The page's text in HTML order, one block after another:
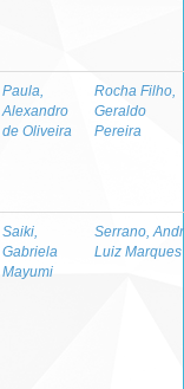
Paula,
Alexandro
de Oliveira
Rocha Filho,
Geraldo
Pereira
Saiki,
Gabriela
Mayumi
Serrano,
Luiz Marques